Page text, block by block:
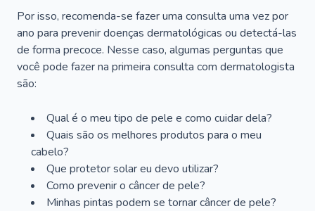
Por isso, recomenda-se fazer uma consulta uma vez por
ano para prevenir doenças dermatológicas ou detectá-las
de forma precoce. Nesse caso, algumas perguntas que
você pode fazer na primeira consulta com dermatologista
são:
Qual é o meu tipo de pele e como cuidar dela?
Quais são os melhores produtos para o meu
cabelo?
Que protetor solar eu devo utilizar?
Como prevenir o câncer de pele?
Minhas pintas podem se tornar câncer de pele?